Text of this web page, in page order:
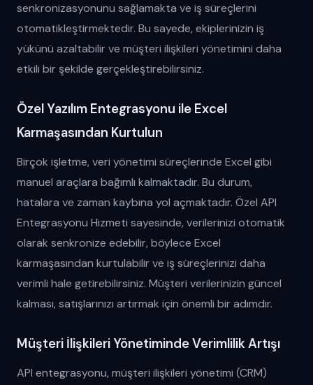
senkronizasyonunu sağlamakta ve iş süreçlerini
otomatikleştirmektedir. Bu sayede, ekiplerinizin iş
yükünü azaltabilir ve müşteri ilişkileri yönetimini daha
etkili bir şekilde gerçekleştirebilirsiniz.
Özel Yazılım Entegrasyonu ile Excel
Karmaşasından Kurtulun
Birçok işletme, veri yönetimi süreçlerinde Excel gibi
manuel araçlara bağımlı kalmaktadır. Bu durum,
hatalara ve zaman kaybına yol açmaktadır. Özel API
Entegrasyonu Hizmeti sayesinde, verilerinizi otomatik
olarak senkronize edebilir, böylece Excel
karmaşasından kurtulabilir ve iş süreçlerinizi daha
verimli hale getirebilirsiniz. Müşteri verilerinizin güncel
kalması, satışlarınızı artırmak için önemli bir adımdır.
Müşteri İlişkileri Yönetiminde Verimlilik Artışı
API entegrasyonu, müşteri ilişkileri yönetimi (CRM)